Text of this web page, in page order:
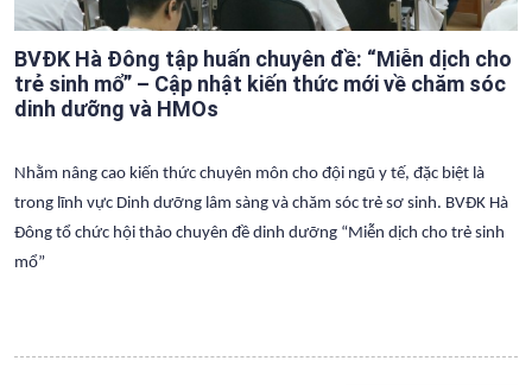
BVĐK Hà Đông tập huấn chuyên đề: “Miễn dịch cho
trẻ sinh mổ” – Cập nhật kiến thức mới về chăm sóc
dinh dưỡng và HMOs
Nhằm nâng cao kiến thức chuyên môn cho đội ngũ y tế, đặc biệt là
trong lĩnh vực Dinh dưỡng lâm sàng và chăm sóc trẻ sơ sinh. BVĐK Hà
Đông tổ chức hội thảo chuyên đề dinh dưỡng “Miễn dịch cho trẻ sinh
mổ”